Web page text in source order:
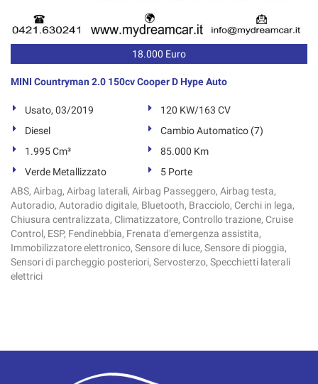
18.000 Euro
MINI Countryman 2.0 150cv Cooper D Hype Auto
Usato, 03/2019
120 KW/163 CV
Diesel
Cambio Automatico (7)
1.995 Cm³
85.000 Km
Verde Metallizzato
5 Porte
ABS, Airbag, Airbag laterali, Airbag Passeggero, Airbag testa,
Autoradio, Autoradio digitale, Bluetooth, Bracciolo, Cerchi in lega,
Chiusura centralizzata, Climatizzatore, Controllo trazione, Cruise
Control, ESP, Fendinebbia, Frenata d'emergenza assistita,
Immobilizzatore elettronico, Sensore di luce, Sensore di pioggia,
Sensori di parcheggio posteriori, Servosterzo, Specchietti laterali
elettrici